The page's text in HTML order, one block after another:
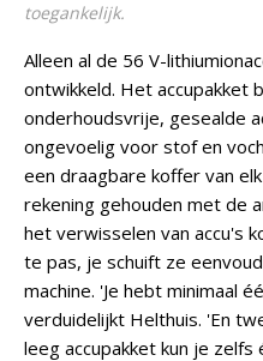
toegankelijk.
Alleen al de 56 V-
ontwikkeld. Het accupakket
onderhoudsvrije, gesealde
ongevoelig voor stof en
een draagbare koffer van
rekening gehouden met de
het verwisselen van accu's
te pas, je schuift ze
machine. 'Je hebt minimaal
verduidelijkt Helthuis. 'En
leeg accupakket kun je zelfs